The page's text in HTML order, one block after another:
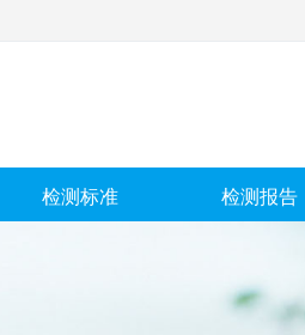
检测标准 检测报告